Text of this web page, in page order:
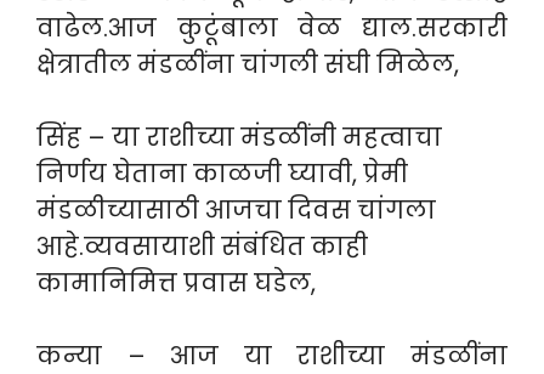
वाढेल.आज कुटूंबाला वेळ द्याल.सरकारी
क्षेत्रातील मंडळींना चांगली संघी मिळेल,
सिंह – या राशीच्या मंडळींनी महत्वाचा
निर्णय घेताना काळजी घ्यावी, प्रेमी
मंडळीच्यासाठी आजचा दिवस चांगला
आहे.व्यवसायाशी संबंधित काही
कामानिमित्त प्रवास घडेल,
कन्या – आज या राशीच्या मंडळींना